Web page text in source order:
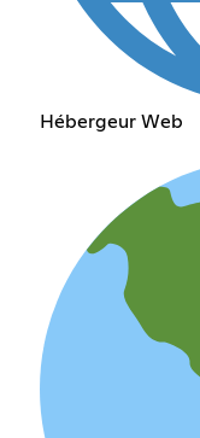
Hébergeur Web